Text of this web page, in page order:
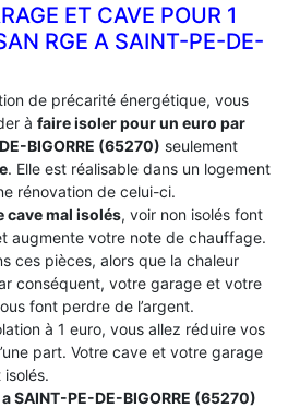
ET CAVE POUR 1
RGE A SAINT-PE-DE-
de précarité énergétique, vous
à faire isoler pour un euro par
BIGORRE (65270) seulement
. Elle est réalisable dans un logement
rénovation de celui-ci.
cave mal isolés, voir non isolés font
augmente votre note de chauffage.
ces pièces, alors que la chaleur
conséquent, votre garage et votre
font perdre de l’argent.
à 1 euro, vous allez réduire vos
part. Votre cave et votre garage
a SAINT-PE-DE-BIGORRE (65270)